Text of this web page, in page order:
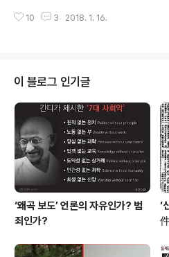
죽을 때까지 받게 됩니다. 물론 ‘재직 중 탄핵결
남용을 막을 수 있게 하자는 내용이다. 그동안
정도라면 간첩조작질을 비롯해 인권유린의 진
국정원은 정말 본연의 임무에만 전력하는 기구
수 있을까? 자신의 한 짓이 부끄러워 이름을
당처럼 국정원도 그랬다. 박정희가 쿠데타로
한 이래 권력을 유지하기 위해 무소불위의 권
던 중앙정보부가 김영삼정권에서 안전기획부
10 3 2018. 1. 16.
이 블로그 인기글
‘왜곡 보도’ 언론의 자유인가? 범
죄인가?
‘